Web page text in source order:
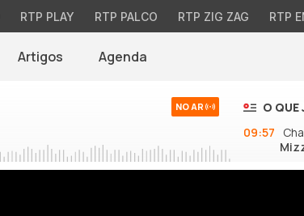
RTP PLAY RTP PALCO RTP ZIG ZAG RTP
Artigos Agenda
NO AR
O QUE
09:57
e